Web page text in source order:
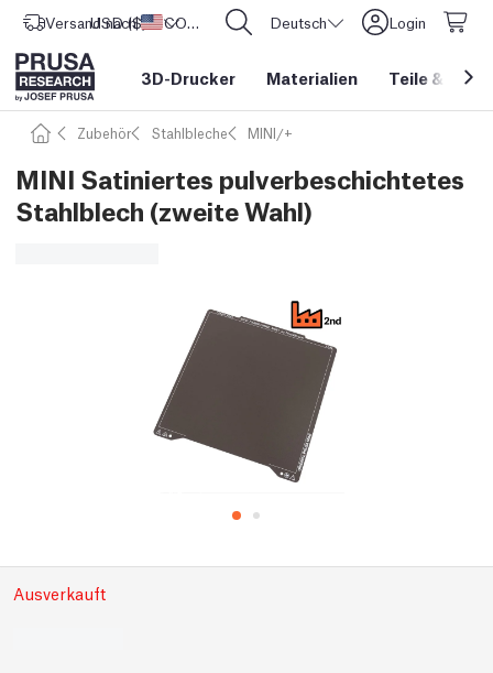
Versand nach Vereinigte Staaten
USD ($) CORE One L: Jetzt auf Lager! Deutsch Login
3D-Drucker Materialien Teile &
Zubehör Stahlbleche MINI/+
MINI Satiniertes pulverbeschichtetes
Stahlblech (zweite Wahl)
Ausverkauft